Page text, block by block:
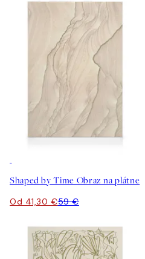
Shaped by Time Obraz na plátne
Od 41,30 €59 €